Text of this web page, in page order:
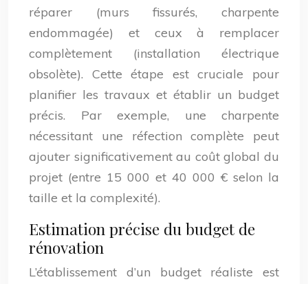
réparer (murs fissurés, charpente
endommagée) et ceux à remplacer
complètement (installation électrique
obsolète). Cette étape est cruciale pour
planifier les travaux et établir un budget
précis. Par exemple, une charpente
nécessitant une réfection complète peut
ajouter significativement au coût global du
projet (entre 15 000 et 40 000 € selon la
taille et la complexité).
Estimation précise du budget de
rénovation
L’établissement d’un budget réaliste est